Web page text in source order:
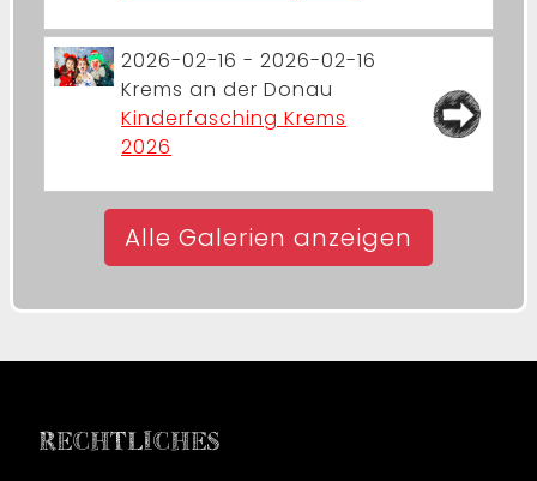
2026-02-16 - 2026-02-16
Krems an der Donau
Kinderfasching Krems
2026
Alle Galerien anzeigen
RECHTLICHES